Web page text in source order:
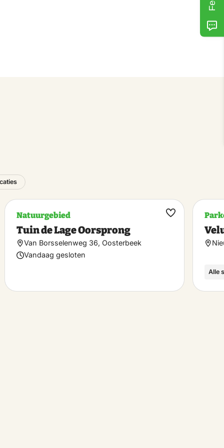
Natuurgebied
Tuin de Lage Oorsprong
Van Borsselenweg 36, Oosterbeek
Vandaag gesloten
Maak
Alle